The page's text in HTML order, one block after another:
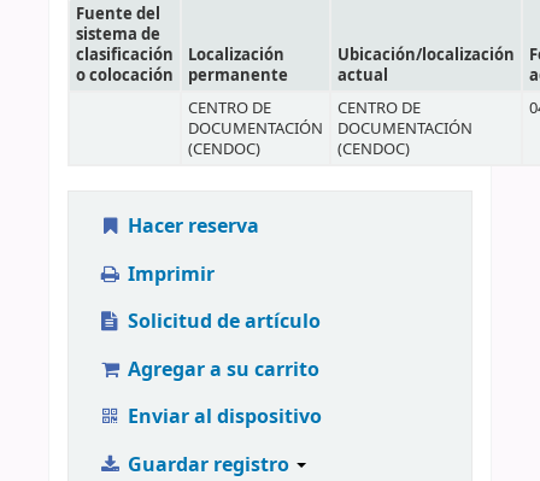
Fuente del
sistema de
clasificación
o colocación
Localización
permanente
Ubicación/localización
actual
CENTRO DE
DOCUMENTACIÓN
(CENDOC)
CENTRO DE
DOCUMENTACIÓN
(CENDOC)
Hacer reserva
Imprimir
Solicitud de artículo
Agregar a su carrito
Enviar al dispositivo
Guardar registro